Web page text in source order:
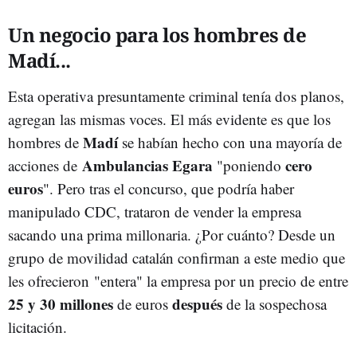
Un negocio para los hombres de
Madí...
Esta operativa presuntamente criminal tenía dos planos,
agregan las mismas voces. El más evidente es que los
hombres de Madíse habían hecho con una mayoría de
acciones de Ambulancias Egara "poniendo cero
euros". Pero tras el concurso, que podría haber
manipulado CDC, trataron de vender la empresa
sacando una prima millonaria. ¿Por cuánto? Desde un
grupo de movilidad catalán confirman a este medio que
les ofrecieron "entera" la empresa por un precio de entre
25 y 30 millones de euros después de la sospechosa
licitación.